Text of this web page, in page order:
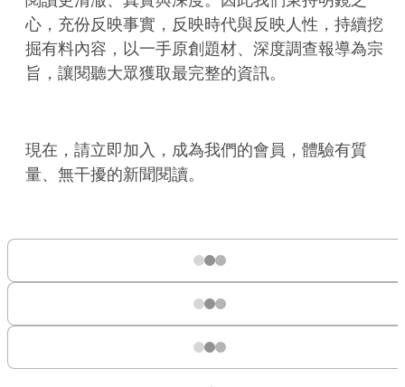
心，充份反映事實，反映時代與反映人性，持續挖
掘有料內容，以一手原創題材、深度調查報導為宗
旨，讓閱聽大眾獲取最完整的資訊。
現在，請立即加入，成為我們的會員，體驗有質
量、無干擾的新聞閱讀。